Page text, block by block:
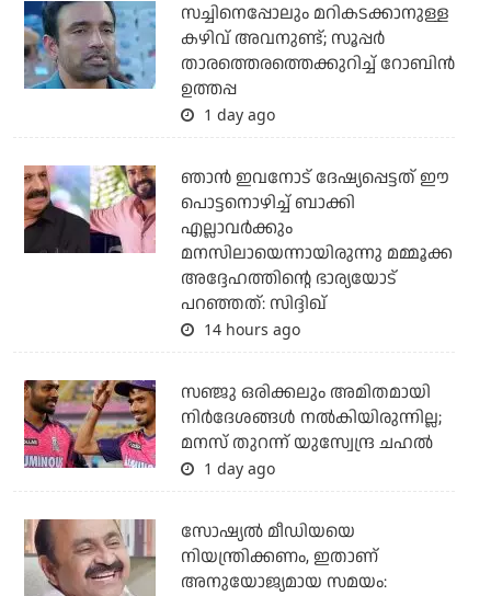
സച്ചിനെപ്പോലും മറികടക്കാനുള്ള
കഴിവ് അവനുണ്ട്; സൂപ്പര്‍
താരത്തെരത്തെക്കുറിച്ച് റോബിന്‍
ഉത്തപ്പ
1 day ago
ഞാന്‍ ഇവനോട് ദേഷ്യപ്പെട്ടത് ഈ
പൊട്ടനൊഴിച്ച് ബാക്കി
എല്ലാവര്‍ക്കും
മനസിലായെന്നായിരുന്നു മമ്മൂക്ക
അദ്ദേഹത്തിന്റെ ഭാര്യയോട്
പറഞ്ഞത്: സിദ്ദിഖ്
14 hours ago
സഞ്ജു ഒരിക്കലും അമിതമായി
നിര്‍ദേശങ്ങള്‍ നല്‍കിയിരുന്നില്ല;
മനസ് തുറന്ന് യുസ്വേന്ദ്ര ചഹല്‍
1 day ago
സോഷ്യല്‍ മീഡിയയെ
നിയന്ത്രിക്കണം, ഇതാണ്
അനുയോജ്യമായ സമയം: